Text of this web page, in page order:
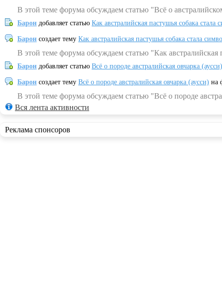
В этой теме форума обсуждаем статью "Всё о
Барон добавляет статью Как австралийская пастушья собака
Барон создает тему Как австралийская пастушья собака стала
В этой теме форума обсуждаем статью "Как
Барон добавляет статью Всё о породе австралийская овчарка (аусси)
Барон создает тему Всё о породе австралийская овчарка (аусси) на
В этой теме форума обсуждаем статью "Всё о породе
Вся лента активности
Реклама спонсоров